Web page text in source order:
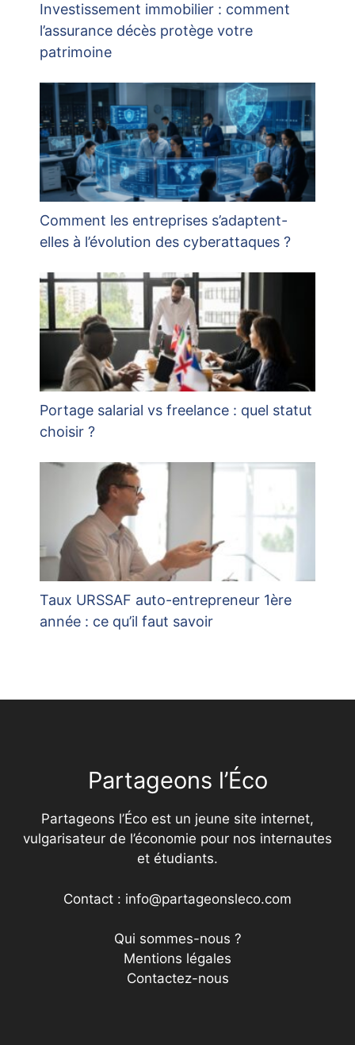
Investissement immobilier : comment
l’assurance décès protège votre
patrimoine
Comment les entreprises s’adaptent-
elles à l’évolution des cyberattaques ?
Portage salarial vs freelance : quel statut
choisir ?
Taux URSSAF auto-entrepreneur 1ère
année : ce qu’il faut savoir
Partageons l’Éco
Partageons l’Éco est un jeune site internet,
vulgarisateur de l’économie pour nos internautes
et étudiants.
Contact : info@partageonsleco.com
Qui sommes-nous ?
Mentions légales
Contactez-nous